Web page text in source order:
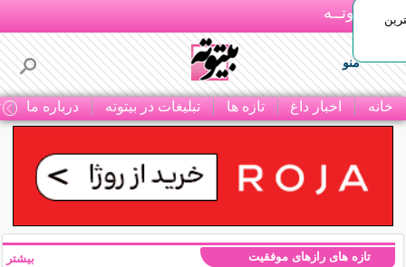
بـیتوتــه
منو
خانه اخبار داغ تازه ها تبلیغات در بیتوته درباره ما
تازه های رازهای موفقیت بیشتر